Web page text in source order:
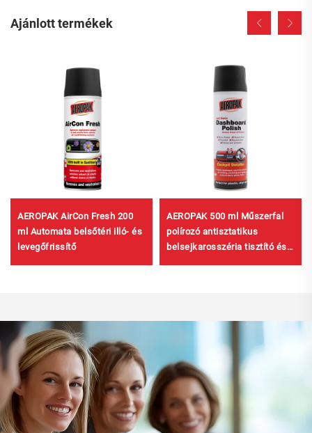
Ajánlott termékek
AEROPAK AirCon Fresh 200
ml Automata belsőtéri illó- és
levegőfrissítő
AEROPAK 500 ml Műszerfal
polírozó antisztatikus
belsejkarosszéria tisztító és